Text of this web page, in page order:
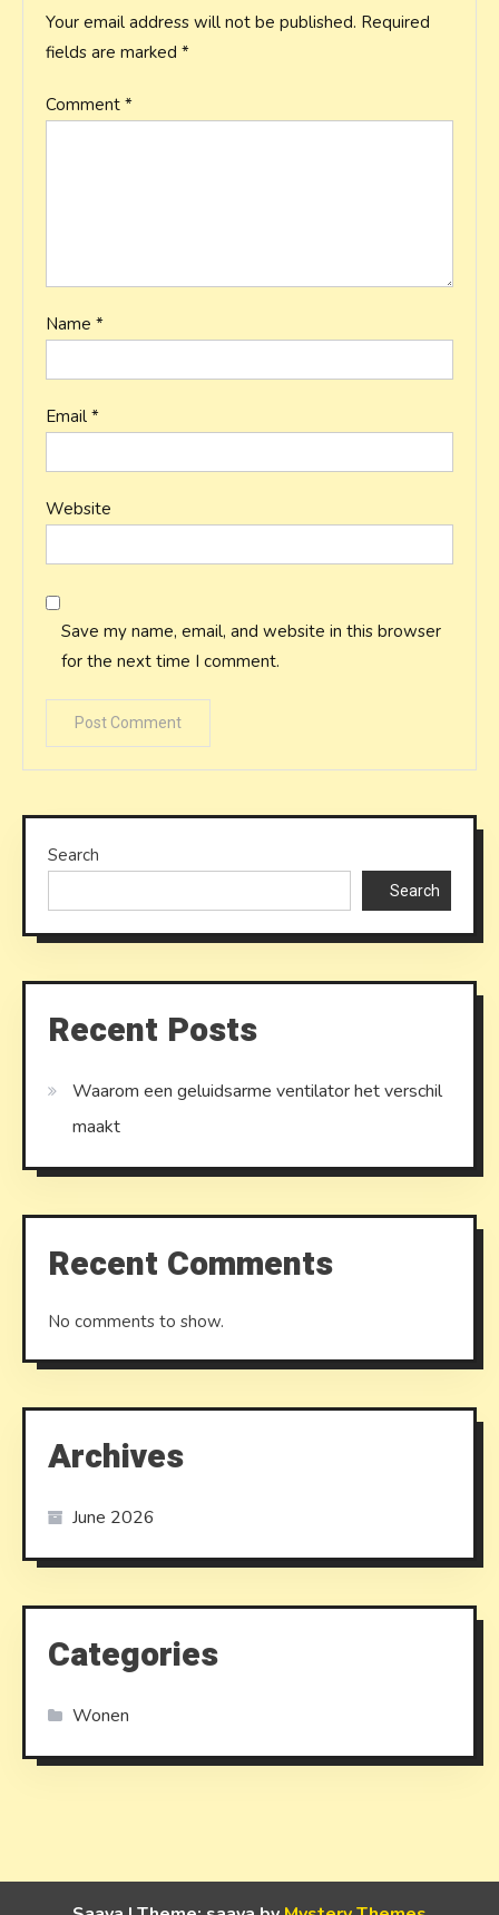
Your email address will not be published. Required
fields are marked *
Comment *
Name *
Email *
Website
Save my name, email, and website in this browser
for the next time I comment.
Search
Search
Recent Posts
Waarom een geluidsarme ventilator het verschil
maakt
Recent Comments
No comments to show.
Archives
June 2026
Categories
Wonen